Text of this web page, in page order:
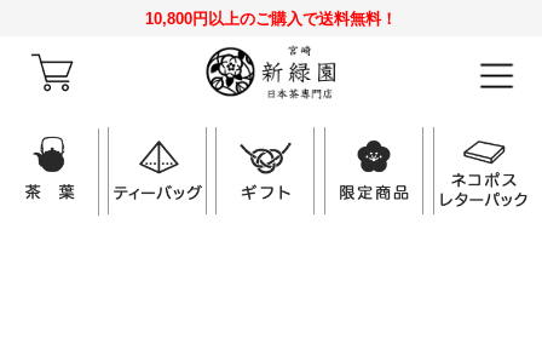
10,800円以上のご購入で送料無料！